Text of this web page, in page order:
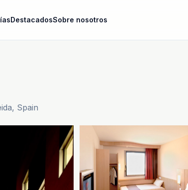
DestacadosSobre nosotros
Spain